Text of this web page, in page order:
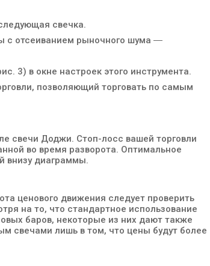
свечка.
с отсеиванием рыночного шума ―
3) в окне настроек этого инструмента.
позволяющий торговать по самым
свечи Доджи. Стоп-лосс вашей торговли
во время разворота. Оптимальное
внизу диаграммы.
ценового движения следует проверить
на то, что стандартное использование
баров, некоторые из них дают также
свечами лишь в том, что цены будут более